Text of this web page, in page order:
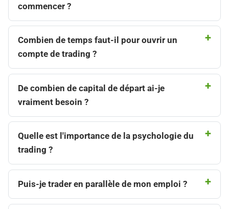
commencer ?
Combien de temps faut-il pour ouvrir un
compte de trading ?
De combien de capital de départ ai-je
vraiment besoin ?
Quelle est l'importance de la psychologie du
trading ?
Puis-je trader en parallèle de mon emploi ?